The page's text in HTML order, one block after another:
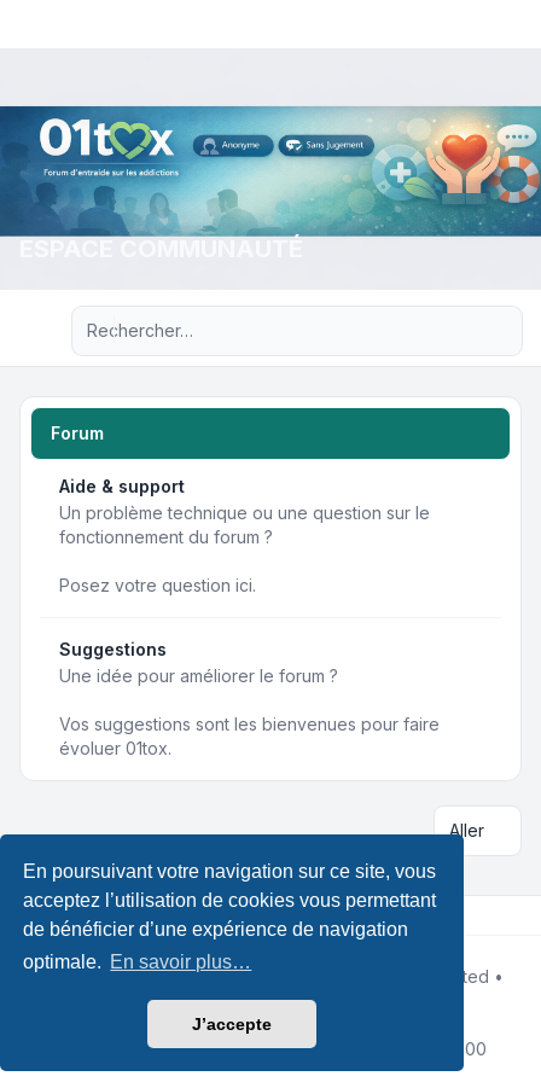
En poursuivant votre navigation sur ce site, vous
acceptez l’utilisation de cookies vous permettant
de bénéficier d’une expérience de navigation
optimale. En savoir plus…
J’accepte
Recherche avancée
Forum
Aide & support
Un problème technique ou une question sur le
fonctionnement du forum ?
Posez votre question ici.
Suggestions
Une idée pour améliorer le forum ?
Vos suggestions sont les bienvenues pour faire
évoluer 01tox.
Aller
Développé parphpBB® Forum Software © phpBB Limited •
Leenoz
Traduction française officielle©
|Conditions|Fuseau horaire sur UTC+02:00